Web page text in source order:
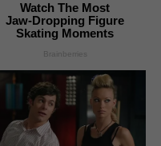
Watch The Most
Jaw‑Dropping Figure
Skating Moments
Brainberries